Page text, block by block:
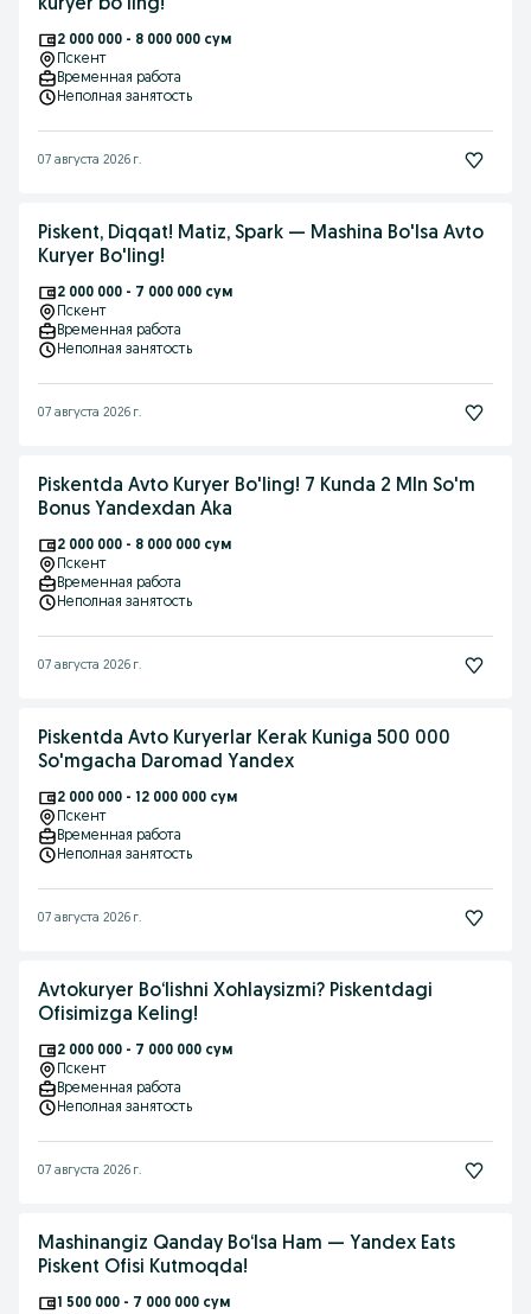
kuryer bo'ling!
2 000 000 - 8 000 000 сум
Пскент
Временная работа
Неполная занятость
07 августа 2026 г.
Piskent, Diqqat! Matiz, Spark — Mashina Bo'lsa Avto
Kuryer Bo'ling!
2 000 000 - 7 000 000 сум
Пскент
Временная работа
Неполная занятость
07 августа 2026 г.
Piskentda Avto Kuryer Bo'ling! 7 Kunda 2 Mln So'm
Bonus Yandexdan Aka
2 000 000 - 8 000 000 сум
Пскент
Временная работа
Неполная занятость
07 августа 2026 г.
Piskentda Avto Kuryerlar Kerak Kuniga 500 000
So'mgacha Daromad Yandex
2 000 000 - 12 000 000 сум
Пскент
Временная работа
Неполная занятость
07 августа 2026 г.
Avtokuryer Bo‘lishni Xohlaysizmi? Piskentdagi
Ofisimizga Keling!
2 000 000 - 7 000 000 сум
Пскент
Временная работа
Неполная занятость
07 августа 2026 г.
Mashinangiz Qanday Bo‘lsa Ham — Yandex Eats
Piskent Ofisi Kutmoqda!
1 500 000 - 7 000 000 сум